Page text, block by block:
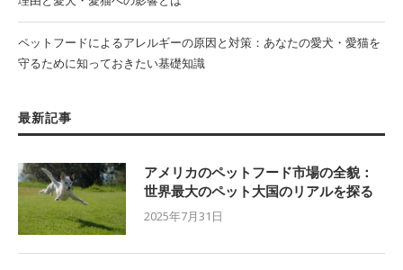
ペットフードによるアレルギーの原因と対策：あなたの愛犬・愛猫を
守るために知っておきたい基礎知識
最新記事
アメリカのペットフード市場の全貌：
世界最大のペット大国のリアルを探る
2025年7月31日